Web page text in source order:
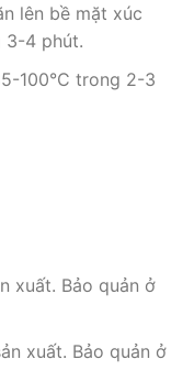
lên bề mặt xúc
3-4 phút.
100°C trong 2-3
xuất. Bảo quản ở
xuất. Bảo quản ở